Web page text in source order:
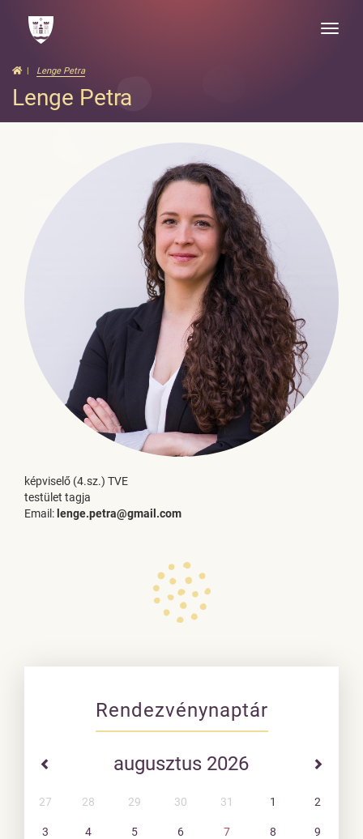
Toggle
Lenge Petra
Lenge Petra
képviselő (4.sz.) TVE
testület tagja
Email: lenge.petra@gmail.com
Rendezvénynaptár
augusztus 2026
27 28 29 30 31 1 2
3 4 5 6 7 8 9